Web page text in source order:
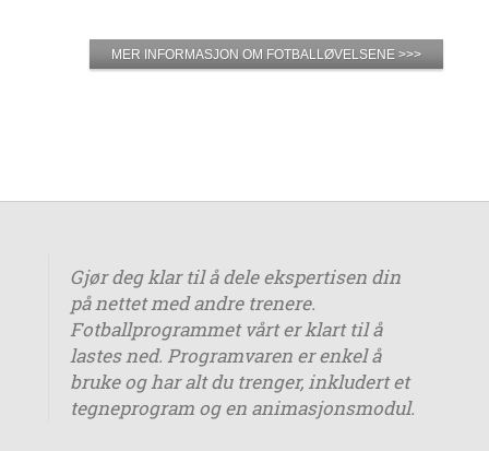
MER INFORMASJON OM FOTBALLØVELSENE >>>
Gjør deg klar til å dele ekspertisen din
på nettet med andre trenere.
Fotballprogrammet vårt er klart til å
lastes ned. Programvaren er enkel å
bruke og har alt du trenger, inkludert et
tegneprogram og en animasjonsmodul.